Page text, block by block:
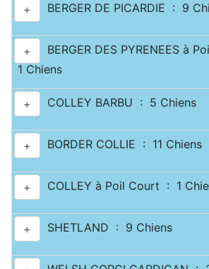
+ BERGER DE PICARDIE : 9
+
BERGER DES PYRENEES à
1 Chiens
+ COLLEY BARBU : 5 Chiens
+ BORDER COLLIE : 11 Chiens
+ COLLEY à Poil Court : 1
+ SHETLAND : 9 Chiens